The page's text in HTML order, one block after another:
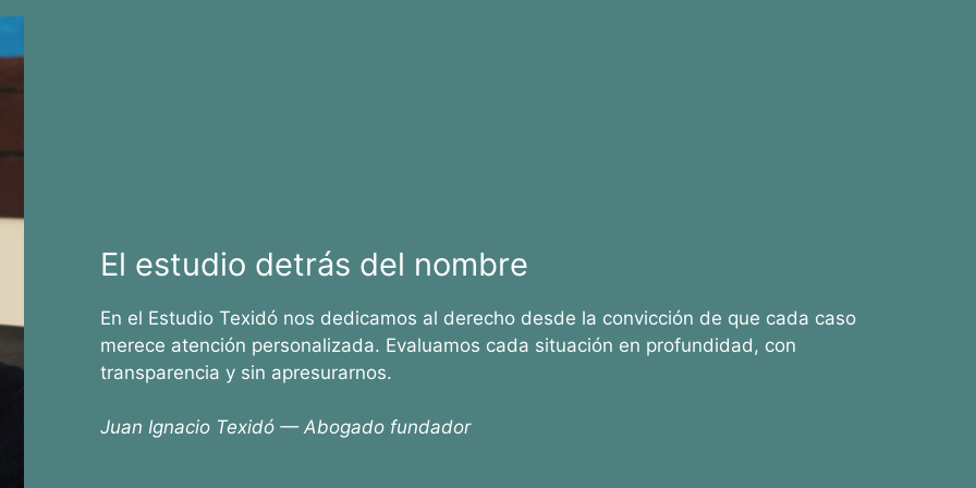
El estudio detrás del nombre
En el Estudio Texidó nos dedicamos al derecho desde la convicción de que cada caso
merece atención personalizada. Evaluamos cada situación en profundidad, con
transparencia y sin apresurarnos.
Juan Ignacio Texidó — Abogado fundador